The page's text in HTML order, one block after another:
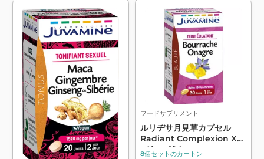
フードサプリメント
ルリヂサ月見草カプセル
Radiant Complexion X30
- ジュバミン
8個セットのカートン